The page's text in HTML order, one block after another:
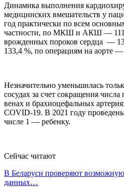
Динамика выполнения
медицинских вмешательств у
год практически по всем
частности, по МКШ и АКШ —
врожденных пороков сердца —
133,4 %, по операциям на аорте —
Незначительно уменьшилась
сосудах за счет сокращения
венах и брахиоцефальных
COVID-19. В 2021 году
числе 1 — ребенку.
Сейчас читают
В Беларуси проверяют
данных…